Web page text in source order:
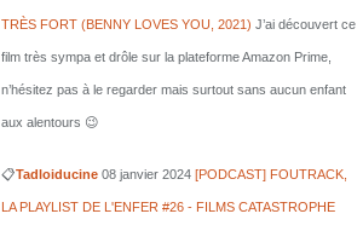
TRÈS FORT (BENNY LOVES YOU, 2021) J’ai découvert ce
film très sympa et drôle sur la plateforme Amazon Prime,
n’hésitez pas à le regarder mais surtout sans aucun enfant
aux alentours 😉
📋Tadloiducine 08 janvier 2024 [PODCAST] FOUTRACK,
LA PLAYLIST DE L'ENFER #26 - FILMS CATASTROPHE